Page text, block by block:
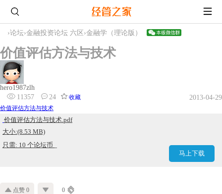
›论坛›金融投资论坛 六区 ›金融学（理论版）
价值评估方法与技术
hero1987zlh
11357
24 收藏 2013-04-29
价值评估方法与技术
价值评估方法与技术.pdf
大小:(8.53 MB)
只需: 10 个论坛币
马上下载
点赞 0 0